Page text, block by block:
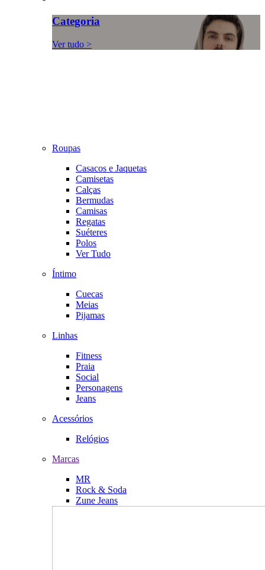
Categoria
Ver tudo >
Roupas
Casacos e Jaquetas
Camisetas
Calças
Bermudas
Camisas
Regatas
Suéteres
Polos
Ver Tudo
Íntimo
Cuecas
Meias
Pijamas
Linhas
Fitness
Praia
Social
Personagens
Jeans
Acessórios
Relógios
Marcas
MR
Rock & Soda
Zune Jeans